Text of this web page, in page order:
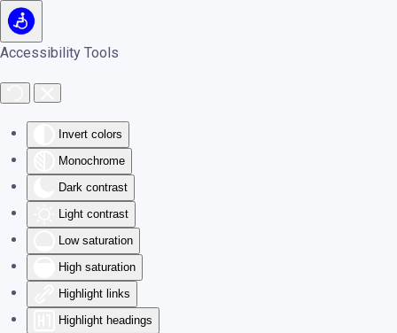
Accessibility Tools
Invert colors
Monochrome
Dark contrast
Light contrast
Low saturation
High saturation
Highlight links
Highlight headings
Skip to main content